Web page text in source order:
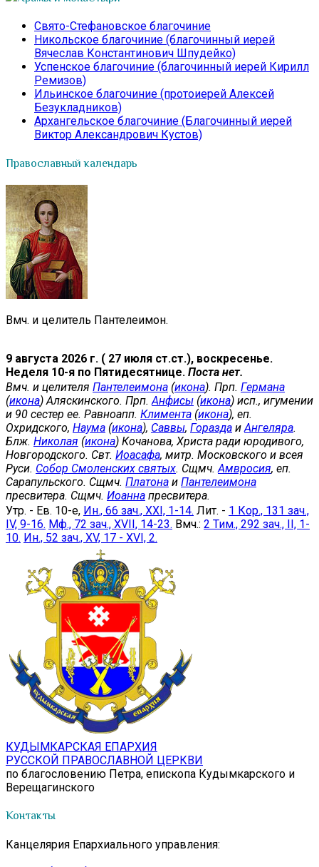
Свято-Стефановское благочиние
Никольское благочиние (благочинный иерей
Вячеслав Константинович Шпудейко)
Успенское благочиние (благочинный иерей Кирилл
Ремизов)
Ильинское благочиние (протоиерей Алексей
Безукладников)
Архангельское благочиние (Благочинный иерей
Виктор Александрович Кустов)
Православный календарь
Вмч. и целитель Пантелеимон.
9 августа 2026 г. ( 27 июля ст.ст.), воскресенье.
Неделя 10-я по Пятидесятнице. Поста нет.
Вмч. и целителя Пантелеимона (икона). Прп. Германа
(икона) Аляскинского. Прп.Анфисы (икона) исп., игумении
и 90 сестер ее. Равноапп. Климента (икона), еп.
Охридского, Наума (икона), Саввы, Горазда иАнгеляра.
Блж. Николая (икона) Кочанова, Христа ради юродивого,
Новгородского. Свт. Иоасафа, митр. Московского и всея
Руси. Собор Смоленских святых. Сщмч.Амвросия, еп.
Сарапульского. Сщмч. Платона и Пантелеимона
пресвитера. Сщмч. Иоанна пресвитера.
Утр. - Ев. 10-е, Ин., 66 зач., XXI, 1-14. Лит. - 1 Кор., 131 зач.,
IV, 9-16. Мф., 72 зач., XVII, 14-23. Вмч.: 2 Тим., 292 зач., II, 1-
10. Ин., 52 зач., XV, 17 - XVI, 2.
КУДЫМКАРСКАЯ ЕПАРХИЯ
РУССКОЙ ПРАВОСЛАВНОЙ ЦЕРКВИ
по благословению Петра, епископа Кудымкарского и
Верещагинского
Контакты
Канцелярия Епархиального управления: